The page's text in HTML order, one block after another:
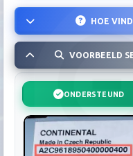
HOE
VOORBEELD
ONDERSTEUND